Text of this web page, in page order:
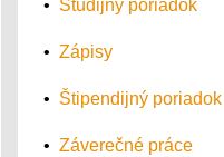
• Študijný poriadok
• Zápisy
• Štipendijný poriadok
• Záverečné práce